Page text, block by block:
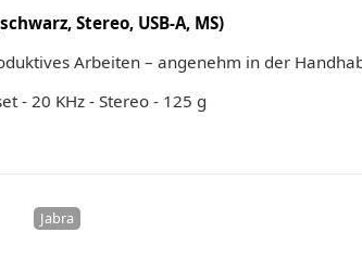
Stereo, USB-A, MS)
Arbeiten – angenehm in der
- 20 KHz - Stereo - 125 g
Jabra